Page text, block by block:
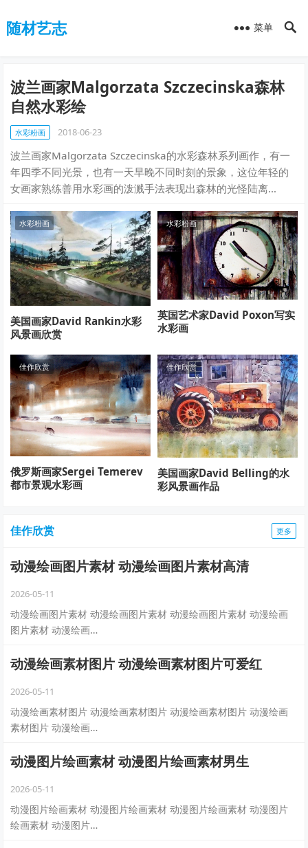
随材艺志 菜单
波兰画家Malgorzata Szczecinska森林
自然水彩绘
水彩粉画 2018-06-23
波兰画家Malgorzata Szczecinska的水彩森林系列画作，有一
年四季不同光景，也有一天早晚不同时刻的景象，这位年轻的
女画家熟练善用水彩画的泼溅手法表现出森林的光怪陆离…
美国画家David Rankin水彩
风景画欣赏
水彩粉画
英国艺术家David Poxon写实
水彩画
水彩粉画
俄罗斯画家Sergei Temerev
都市景观水彩画
佳作欣赏
美国画家David Belling的水
彩风景画作品
佳作欣赏
佳作欣赏 更多
动漫绘画图片素材 动漫绘画图片素材高清
2026-05-11
动漫绘画图片素材 动漫绘画图片素材 动漫绘画图片素材 动漫绘画
图片素材 动漫绘画…
动漫绘画素材图片 动漫绘画素材图片可爱红
2026-05-11
动漫绘画素材图片 动漫绘画素材图片 动漫绘画素材图片 动漫绘画
素材图片 动漫绘画…
动漫图片绘画素材 动漫图片绘画素材男生
2026-05-11
动漫图片绘画素材 动漫图片绘画素材 动漫图片绘画素材 动漫图片
绘画素材 动漫图片…